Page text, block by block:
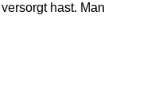
hast. Man